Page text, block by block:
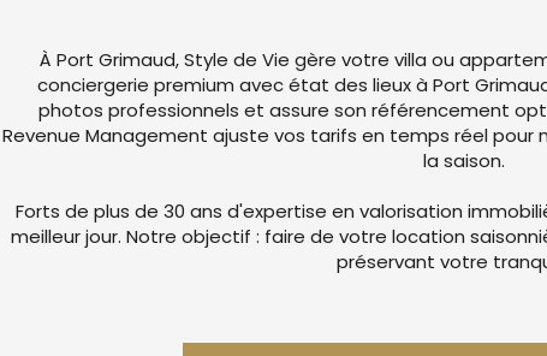
À Port Grimaud, Style de Vie gère votre villa ou
conciergerie premium avec état des lieux à Port
photos professionnels et assure son référencement
Revenue Management ajuste vos tarifs en temps réel
la saison.
Forts de plus de 30 ans d'expertise en valorisation
meilleur jour. Notre objectif : faire de votre location
préservant votre